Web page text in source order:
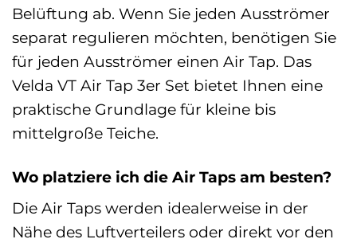
Belüftung ab. Wenn Sie jeden Ausströmer
separat regulieren möchten, benötigen Sie
für jeden Ausströmer einen Air Tap. Das
Velda VT Air Tap 3er Set bietet Ihnen eine
praktische Grundlage für kleine bis
mittelgroße Teiche.
Wo platziere ich die Air Taps am besten?
Die Air Taps werden idealerweise in der
Nähe des Luftverteilers oder direkt vor den